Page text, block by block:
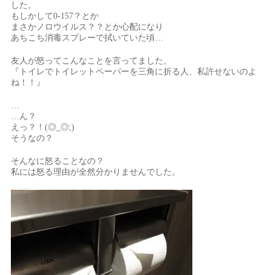
した。
もしかして0-157？とか
まさかノロウイルス？？とか心配になり
あちこち消毒スプレーで拭いていた頃…
友人が怒ってこんなことを言ってました。
『トイレでトイレットペーパーを三角に折る人、私許せないのよ
ね！！』
…
…ん？
えっ？！(◎_◎;)
そうなの？
そんなに怒ることなの？
私には怒る理由が全然分かりませんでした。